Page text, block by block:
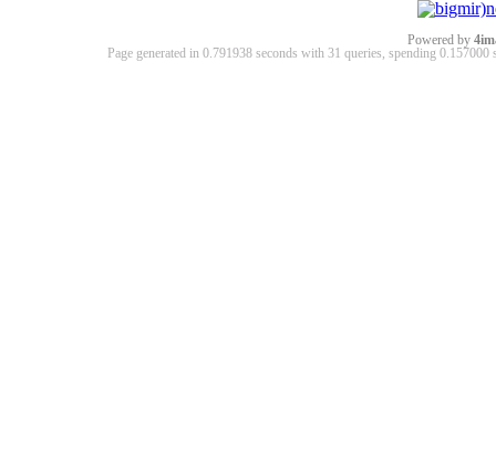
Powered by
Page generated in 0.791938 seconds with 31 queries, spending